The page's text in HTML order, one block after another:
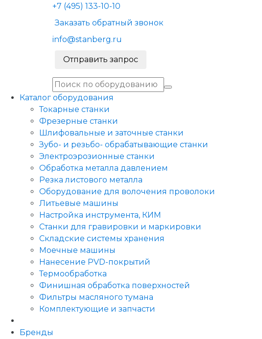
+7 (495) 133-10-10
Заказать обратный звонок
info@stanberg.ru
Отправить запрос
Каталог оборудования
Токарные станки
Фрезерные станки
Шлифовальные и заточные станки
Зубо- и резьбо- обрабатывающие станки
Электроэрозионные станки
Обработка металла давлением
Резка листового металла
Оборудование для волочения проволоки
Литьевые машины
Настройка инструмента, КИМ
Станки для гравировки и маркировки
Складские системы хранения
Моечные машины
Нанесение PVD-покрытий
Термообработка
Финишная обработка поверхностей
Фильтры масляного тумана
Комплектующие и запчасти
Бренды